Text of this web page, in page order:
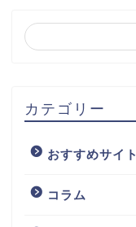
カテゴリー
おすすめサイト
コラム